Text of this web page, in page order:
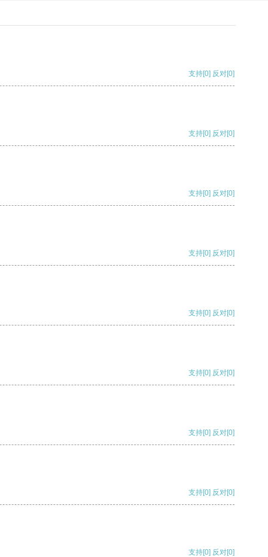
支持[0] 反对[0]
支持[0] 反对[0]
支持[0] 反对[0]
支持[0] 反对[0]
支持[0] 反对[0]
支持[0] 反对[0]
支持[0] 反对[0]
支持[0] 反对[0]
支持[0] 反对[0]